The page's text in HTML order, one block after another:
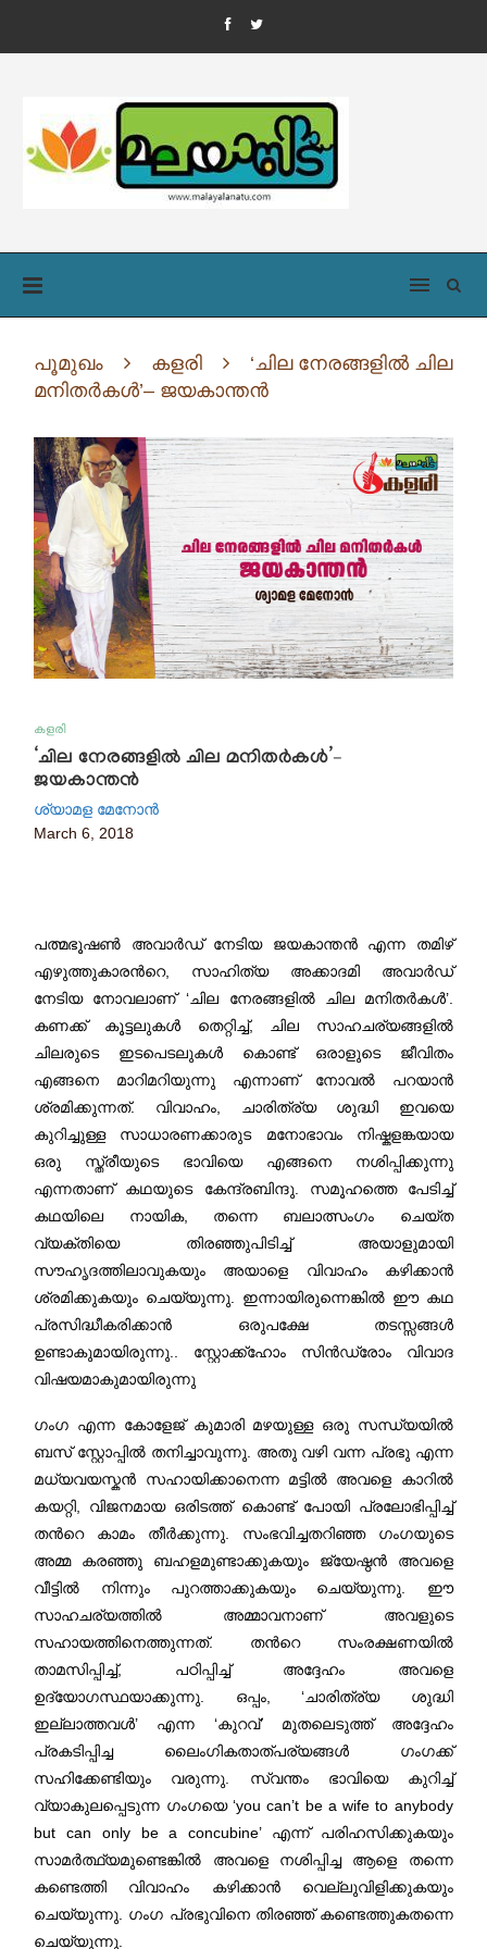
പൂമുഖം കളരി
‘ചില നേരങ്ങളില്‍ ചില
മനിതര്‍കള്‍’– ജയകാന്തന്‍
കളരി
‘ചില നേരങ്ങളില്‍ ചില മനിതര്‍കള്‍’–
ജയകാന്തന്‍
ശ്യാമള മേനോന്‍
March 6, 2018
പത്മഭൂഷൺ അവാര്‍ഡ് നേടിയ ജയകാന്തൻ എന്ന തമിഴ്
എഴുത്തുകാരന്‍റെ, സാഹിത്യ അക്കാദമി അവാർഡ്
നേടിയ നോവലാണ് ‘ചില നേരങ്ങളിൽ ചില മനിതർകൾ’.
കണക്ക് കൂട്ടലുകൾ തെറ്റിച്ച്, ചില സാഹചര്യങ്ങളിൽ
ചിലരുടെ ഇടപെടലുകൾ കൊണ്ട് ഒരാളുടെ ജീവിതം
എങ്ങനെ മാറിമറിയുന്നു എന്നാണ് നോവൽ പറയാന്‍
ശ്രമിക്കുന്നത്. വിവാഹം, ചാരിത്ര്യ ശുദ്ധി ഇവയെ
കുറിച്ചുള്ള സാധാരണക്കാരുട മനോഭാവം നിഷ്കളങ്കയായ
ഒരു സ്ത്രീയുടെ ഭാവിയെ എങ്ങനെ നശിപ്പിക്കുന്നു
എന്നതാണ് കഥയുടെ കേന്ദ്രബിന്ദു. സമൂഹത്തെ പേടിച്ച്
കഥയിലെ നായിക, തന്നെ ബലാത്സംഗം ചെയ്ത
വ്യക്തിയെ തിരഞ്ഞുപിടിച്ച് അയാളുമായി
സൗഹൃദത്തിലാവുകയും അയാളെ വിവാഹം കഴിക്കാൻ
ശ്രമിക്കുകയും ചെയ്യുന്നു. ഇന്നായിരുന്നെങ്കില്‍ ഈ കഥ
പ്രസിദ്ധീകരിക്കാൻ ഒരുപക്ഷേ തടസ്സങ്ങൾ
ഉണ്ടാകുമായിരുന്നു.. സ്റ്റോക്ക്ഹോം സിന്‍ഡ്രോം വിവാദ
വിഷയമാകുമായിരുന്നു
ഗംഗ എന്ന കോളേജ് കുമാരി മഴയുള്ള ഒരു സന്ധ്യയിൽ
ബസ് സ്റ്റോപ്പില്‍ തനിച്ചാവുന്നു. അതു വഴി വന്ന പ്രഭു എന്ന
മധ്യവയസ്കൻ സഹായിക്കാനെന്ന മട്ടില്‍ അവളെ കാറിൽ
കയറ്റി, വിജനമായ ഒരിടത്ത് കൊണ്ട് പോയി പ്രലോഭിപ്പിച്ച്
തന്‍റെ കാമം തീർക്കുന്നു. സംഭവിച്ചതറിഞ്ഞ ഗംഗയുടെ
അമ്മ കരഞ്ഞു ബഹളമുണ്ടാക്കുകയും ജ്യേഷ്ഠൻ അവളെ
വീട്ടിൽ നിന്നും പുറത്താക്കുകയും ചെയ്യുന്നു. ഈ
സാഹചര്യത്തിൽ അമ്മാവനാണ് അവളുടെ
സഹായത്തിനെത്തുന്നത്. തന്‍റെ സംരക്ഷണയില്‍
താമസിപ്പിച്ച്, പഠിപ്പിച്ച് അദ്ദേഹം അവളെ
ഉദ്യോഗസ്ഥയാക്കുന്നു. ഒപ്പം, ‘ചാരിത്ര്യ ശുദ്ധി
ഇല്ലാത്തവൾ’ എന്ന ‘കുറവ്’ മുതലെടുത്ത്‌ അദ്ദേഹം
പ്രകടിപ്പിച്ച ലൈംഗികതാത്പര്യങ്ങള്‍ ഗംഗക്ക്
സഹിക്കേണ്ടിയും വരുന്നു. സ്വന്തം ഭാവിയെ കുറിച്ച്
വ്യാകുലപ്പെടുന്ന ഗംഗയെ ‘you can’t be a wife to anybody
but can only be a concubine’ എന്ന് പരിഹസിക്കുകയും
സാമർത്ഥ്യമുണ്ടെങ്കിൽ അവളെ നശിപ്പിച്ച ആളെ തന്നെ
കണ്ടെത്തി വിവാഹം കഴിക്കാന്‍ വെല്ലുവിളിക്കുകയും
ചെയ്യുന്നു. ഗംഗ പ്രഭുവിനെ തിരഞ്ഞ് കണ്ടെത്തുകതന്നെ
ചെയ്യുന്നു.